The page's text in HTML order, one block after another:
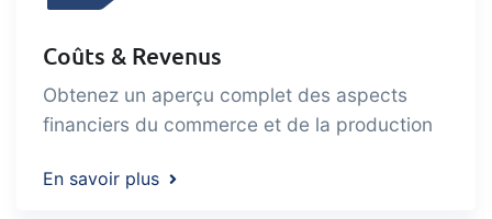
Coûts & Revenus
Obtenez un aperçu complet des aspects
financiers du commerce et de la production
En savoir plus